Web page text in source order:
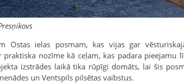
Ostas ielas posmam, kas vijas gar
nozīme kā ceļam, kas padara pieejamu
izstrādes laikā tika rūpīgi domāts, lai šis
un Ventspils pilsētas vaibstus.